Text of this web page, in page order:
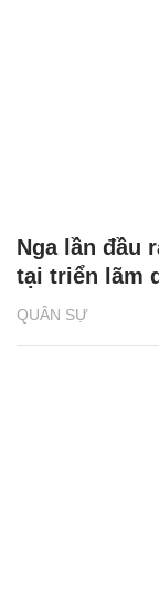
QUÂN SỰ
Nga lần đầu
tại triển lãm